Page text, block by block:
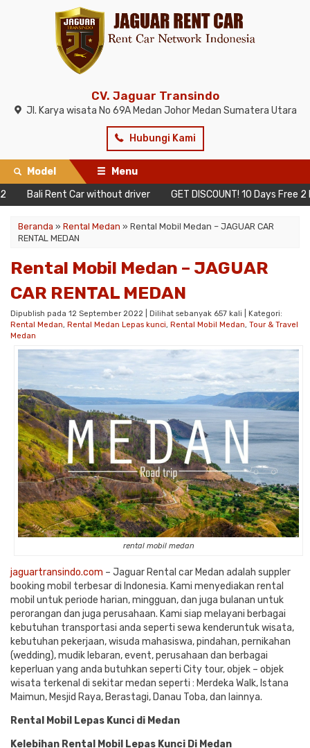
CV. Jaguar Transindo
Jl. Karya wisata No 69A Medan Johor Medan Sumatera Utara
Hubungi Kami
Model
Menu
Rent Car without driver
GET DISCOUNT! 10 Days Free 2 Days
Beranda » Rental Medan » Rental Mobil Medan – JAGUAR CAR
RENTAL MEDAN
Rental Mobil Medan – JAGUAR
CAR RENTAL MEDAN
Dipublish pada 12 September 2022 | Dilihat sebanyak 657 kali | Kategori:
Rental Medan, Rental Medan Lepas kunci, Rental Mobil Medan, Tour & Travel
Medan
rental mobil medan
jaguartransindo.com – Jaguar Rental car Medan adalah suppler
booking mobil terbesar di Indonesia. Kami menyediakan rental
mobil untuk periode harian, mingguan, dan juga bulanan untuk
perorangan dan juga perusahaan. Kami siap melayani berbagai
kebutuhan transportasi anda seperti sewa kenderuntuk wisata,
kebutuhan pekerjaan, wisuda mahasiswa, pindahan, pernikahan
(wedding), mudik lebaran, event, perusahaan dan berbagai
keperluan yang anda butuhkan seperti City tour, objek – objek
wisata terkenal di sekitar medan seperti : Merdeka Walk, Istana
Maimun, Mesjid Raya, Berastagi, Danau Toba, dan lainnya.
Rental Mobil Lepas Kunci di Medan
Kelebihan Rental Mobil Lepas Kunci Di Medan